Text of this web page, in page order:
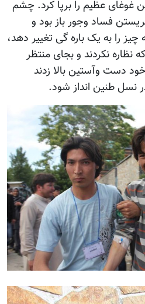
غوغای عظیم را برپا کرد. چشم
فساد وجور باز بود و
را به یک باره گی تغییر دهد،
نکردند و بجای منتظر
دست وآستین بالا زدند
نسل طنین انداز شود.